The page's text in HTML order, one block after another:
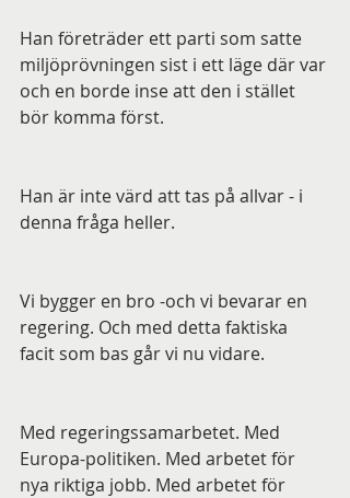
Han företräder ett parti som satte
miljöprövningen sist i ett läge där var
och en borde inse att den i stället
bör komma först.
Han är inte värd att tas på allvar - i
denna fråga heller.
Vi bygger en bro -och vi bevarar en
regering. Och med detta faktiska
facit som bas går vi nu vidare.
Med regeringssamarbetet. Med
Europa-politiken. Med arbetet för
nya riktiga jobb. Med arbetet för